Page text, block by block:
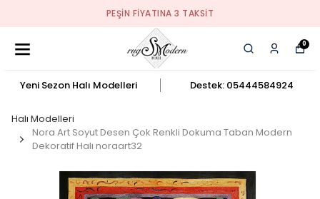
PEŞIN FIYATINA 3 TAKSIT
0
Yeni Sezon Halı Modelleri Destek: 05444584924
Halı Modelleri
Nora Art Soyut Desen Çok Renkli Dokuma Taban Modern
Dekoratif Halı noraart32